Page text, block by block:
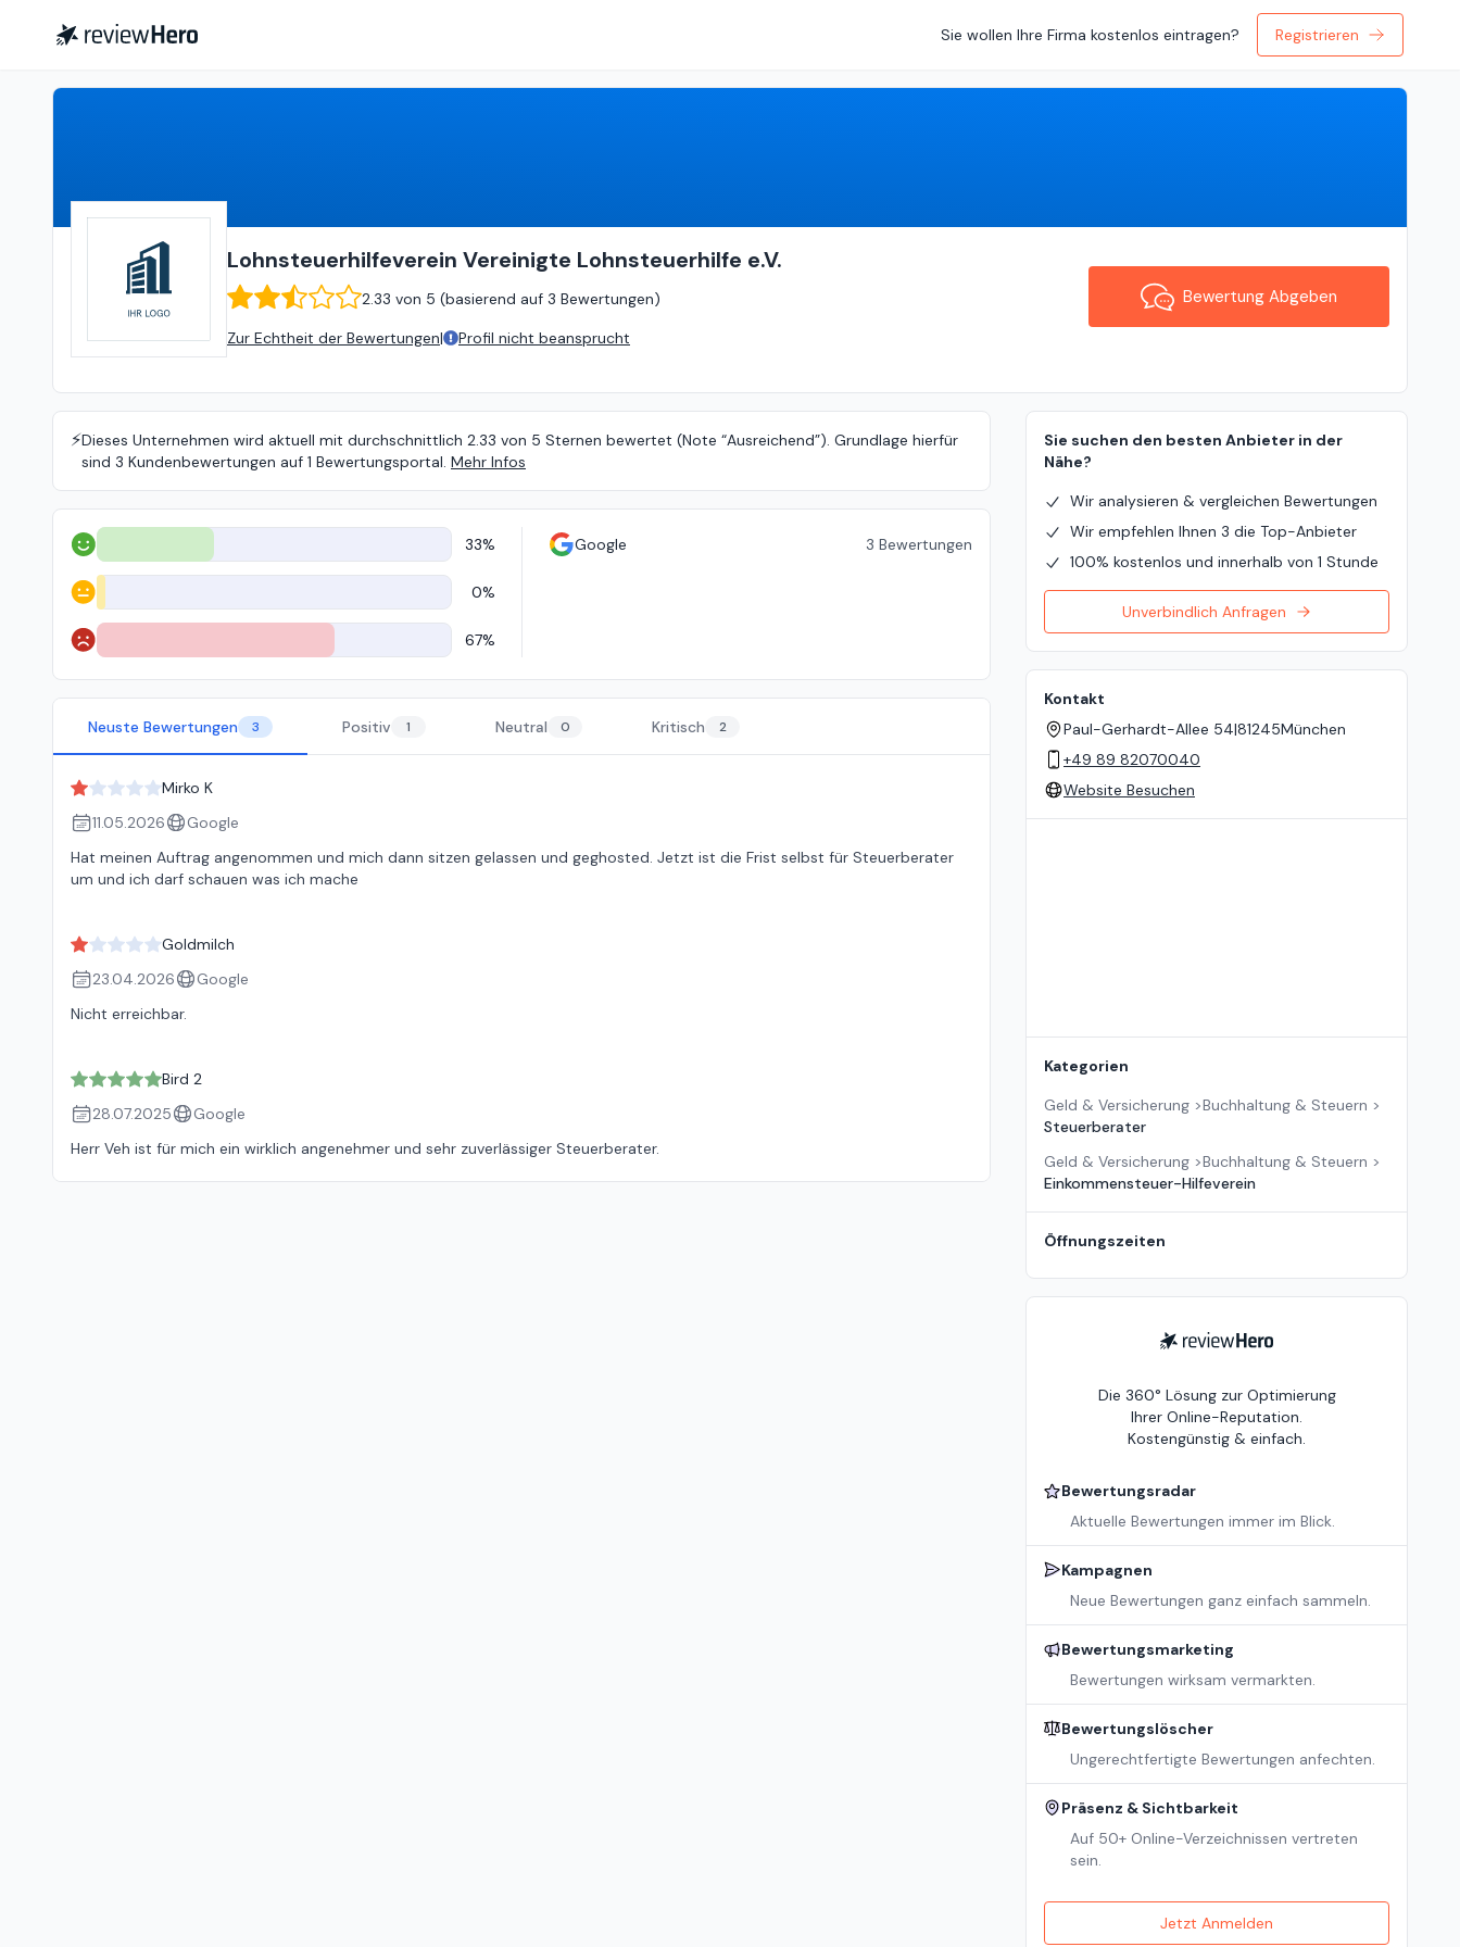
Sie wollen Ihre Firma kostenlos eintragen? Registrieren
Lohnsteuerhilfeverein Vereinigte Lohnsteuerhilfe e.V.
2.33 von 5 (basierend auf 3 Bewertungen)
Zur Echtheit der Bewertungen| Profil nicht beansprucht
Bewertung Abgeben
⚡️Dieses Unternehmen wird aktuell mit durchschnittlich 2.33 von 5 Sternen bewertet (Note “Ausreichend”). Grundlage hierfür
sind 3 Kundenbewertungen auf 1 Bewertungsportal. Mehr Infos
Positiv 33%
Neutral 0%
Negativ 67%
Google 3 Bewertungen
Neuste Bewertungen 3 Positiv 1 Neutral 0 Kritisch 2
Mirko K
11.05.2026
Google
Hat meinen Auftrag angenommen und mich dann sitzen gelassen und geghosted. Jetzt ist die Frist selbst für Steuerberater
um und ich darf schauen was ich mache
Goldmilch
23.04.2026
Google
Nicht erreichbar.
Bird 2
28.07.2025
Google
Herr Veh ist für mich ein wirklich angenehmer und sehr zuverlässiger Steuerberater.
Sie suchen den besten Anbieter in der
Nähe?
Wir analysieren & vergleichen Bewertungen
Wir empfehlen Ihnen 3 die Top-Anbieter
100% kostenlos und innerhalb von 1 Stunde
Unverbindlich Anfragen
Kontakt
Paul-Gerhardt-Allee 54|81245München
+49 89 82070040
Website Besuchen
Kategorien
Geld & Versicherung >Buchhaltung & Steuern >
Steuerberater
Geld & Versicherung >Buchhaltung & Steuern >
Einkommensteuer-Hilfeverein
Öffnungszeiten
ReviewHero
Die 360° Lösung zur Optimierung
Ihrer Online-Reputation.
Kostengünstig & einfach.
Bewertungsradar
Aktuelle Bewertungen immer im Blick.
Kampagnen
Neue Bewertungen ganz einfach sammeln.
Bewertungsmarketing
Bewertungen wirksam vermarkten.
Bewertungslöscher
Ungerechtfertigte Bewertungen anfechten.
Präsenz & Sichtbarkeit
Auf 50+ Online-Verzeichnissen vertreten
sein.
Jetzt Anmelden